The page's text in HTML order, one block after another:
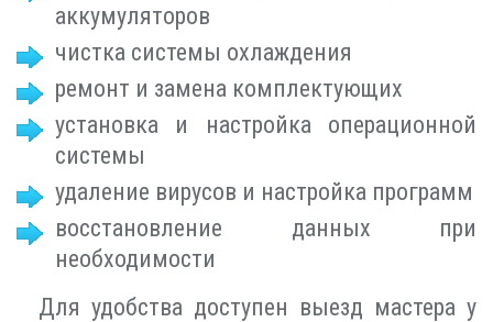
аккумуляторов
чистка системы охлаждения
ремонт и замена комплектующих
установка и настройка операционной
системы
удаление вирусов и настройка программ
восстановление данных при
необходимости
Для удобства доступен выезд мастера у